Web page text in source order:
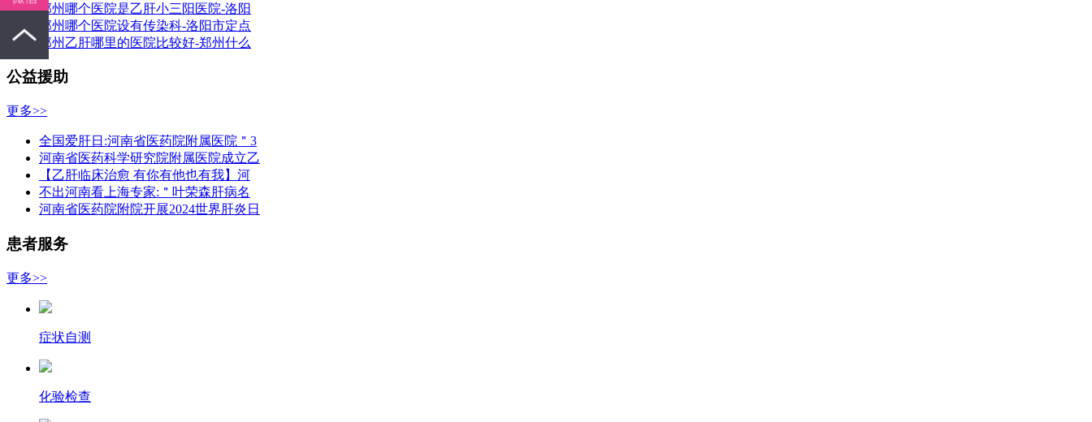
郑州哪个医院是乙肝小三阳医院-洛阳
郑州哪个医院设有传染科-洛阳市定点
郑州乙肝哪里的医院比较好-郑州什么
公益援助
更多>>
全国爱肝日:河南省医药院附属医院＂3
河南省医药科学研究院附属医院成立乙
【乙肝临床治愈 有你有他也有我】河
不出河南看上海专家:＂叶荣森肝病名
河南省医药院附院开展2024世界肝炎日
患者服务
更多>>
症状自测
化验检查